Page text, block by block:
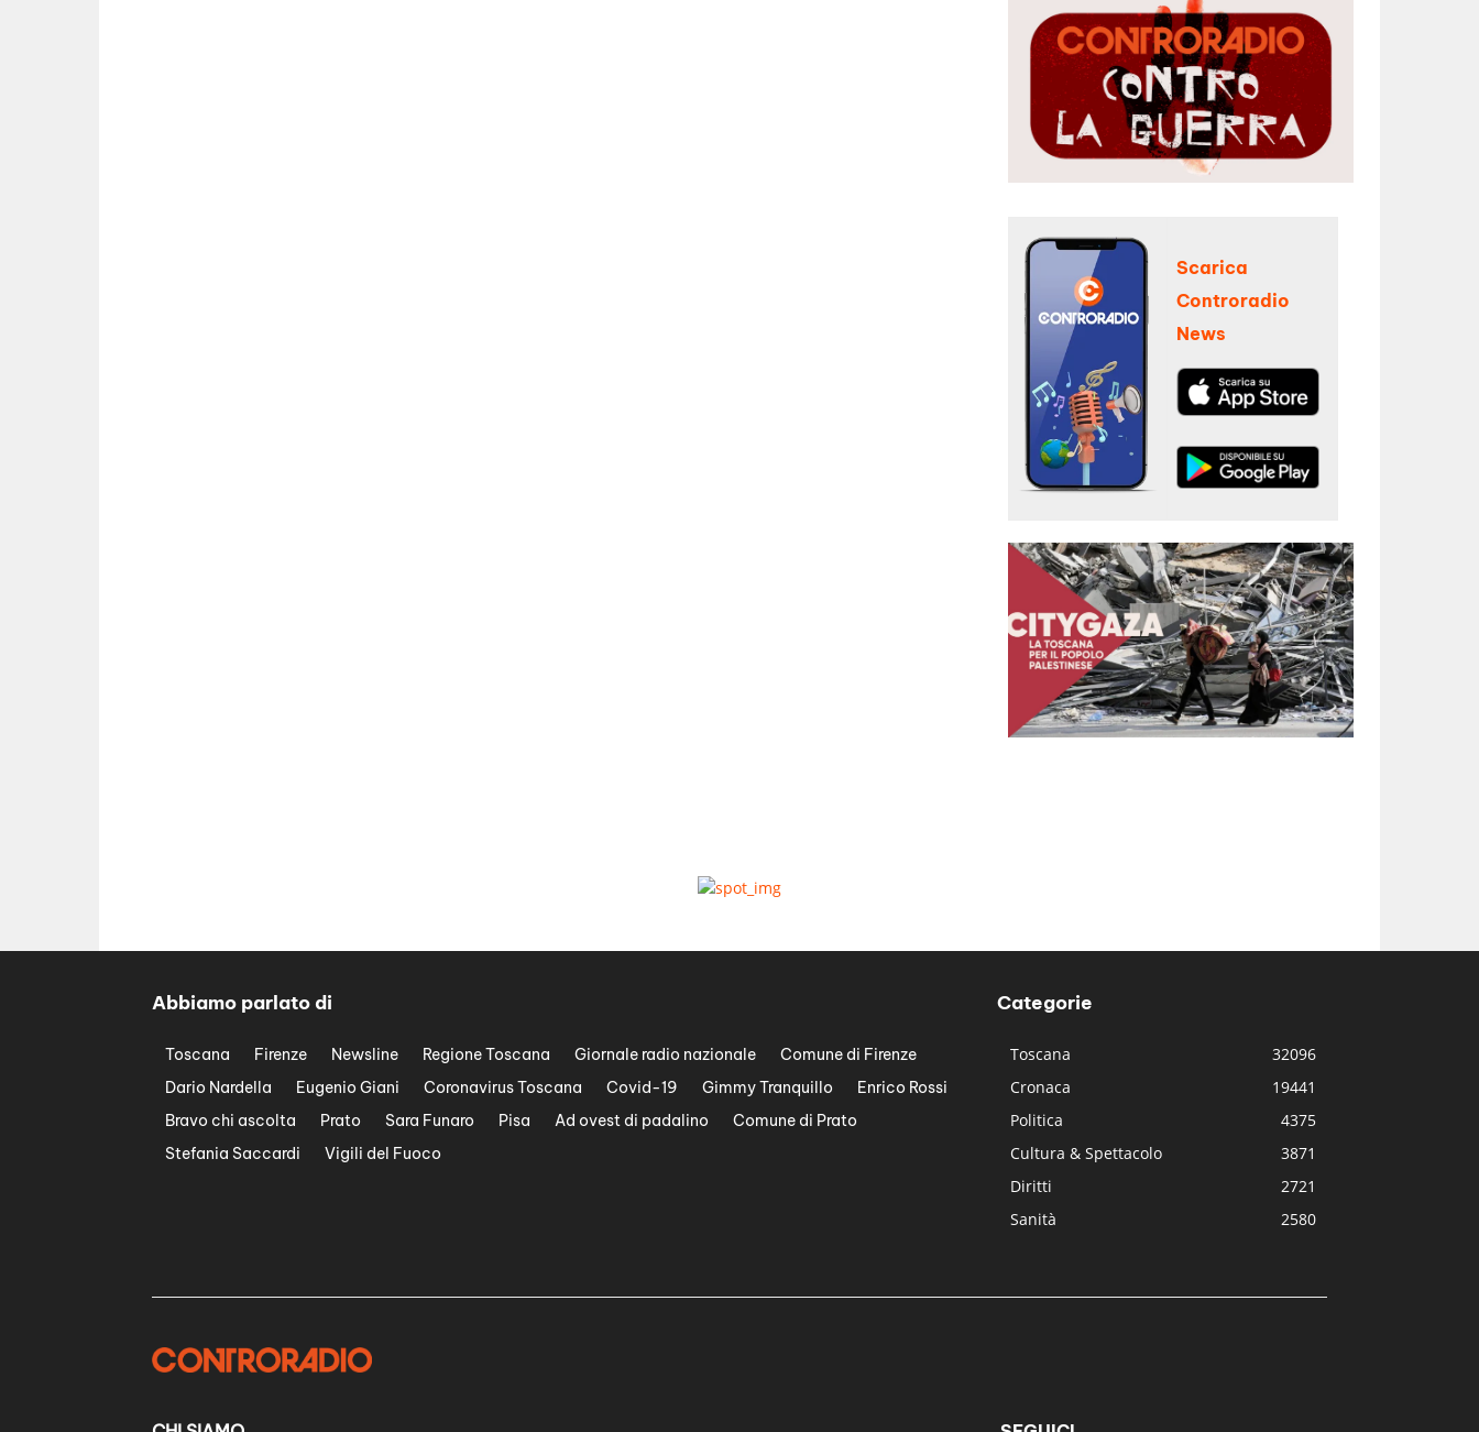
Scarica
Controradio
News
Abbiamo parlato di
Toscana Firenze Newsline Regione Toscana Giornale radio nazionale
Comune di Firenze
Dario Nardella
Eugenio Giani Coronavirus Toscana Covid-19 Gimmy Tranquillo
Enrico Rossi
Bravo chi ascolta
Prato Sara Funaro Pisa Ad ovest di padalino
Comune di Prato
Stefania Saccardi
Vigili del Fuoco
Categorie
Toscana
32096
Cronaca
19441
Politica
4375
Cultura & Spettacolo
3871
Diritti
2721
Sanità
2580